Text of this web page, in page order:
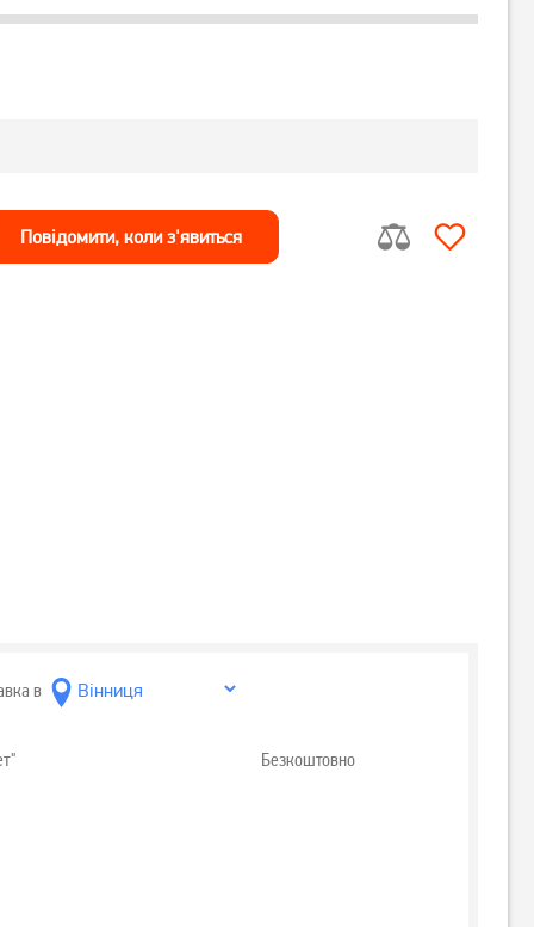
Повiдомити, коли з'явиться
в
Безкоштовно